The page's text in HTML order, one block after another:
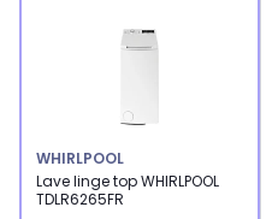
WHIRLPOOL
Lave linge top WHIRLPOOL
TDLR6265FR